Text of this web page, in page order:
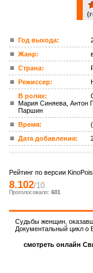
Год выхода:
Жанр:
Страна:
Режиссер:
В ролях:
Мария Синяева, Антон
Паршин
Время:
Дата добавления:
Рейтинг по версии
8.102/10
Проголосовало: 601
Судьбы женщин,
Документальный цикл о
смотреть онлайн